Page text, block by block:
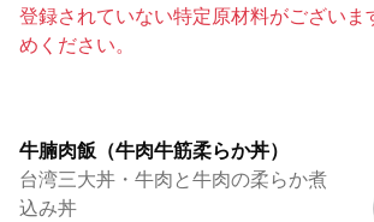
登録されていない特定原材料がございま
めください。
牛腩肉飯（牛肉牛筋柔らか丼）
台湾三大丼・牛肉と牛肉の柔らか煮
込み丼